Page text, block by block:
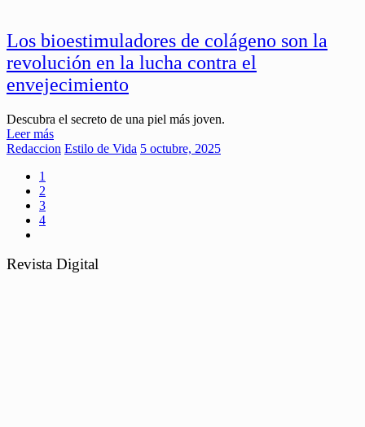
Los bioestimuladores de colágeno son la
revolución en la lucha contra el
envejecimiento
Descubra el secreto de una piel más joven.
Leer más
Redaccion Estilo de Vida 5 octubre, 2025
1
2
3
4
Revista Digital